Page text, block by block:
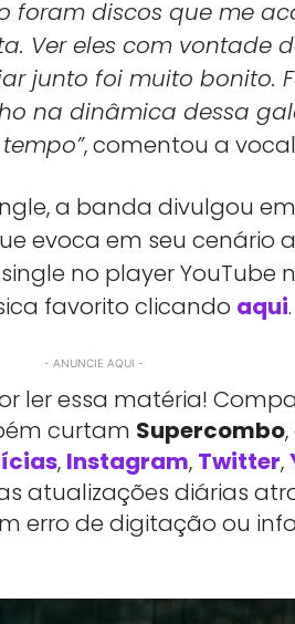
foram discos que me
Ver eles com vontade
junto foi muito bonito.
na dinâmica dessa
, comentou a
a banda divulgou
evoca em seu
no player YouTube
favorito clicando aqui.
- ANUNCIE AQUI -
ler essa matéria!
curtam Supercombo
, Instagram, Twitter,
atualizações diárias
erro de digitação ou